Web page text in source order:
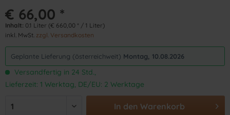
€ 66,00 *
Inhalt: 0.1 Liter (€ 660,00 * / 1 Liter)
inkl. MwSt. zzgl. Versandkosten
Geplante Lieferung (österreichweit) Montag, 10.08.2026
Versandfertig in 24 Std.,
Lieferzeit: 1 Werktag, DE/EU: 2 Werktage
In den Warenkorb